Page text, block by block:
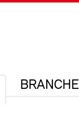
BRANCHE